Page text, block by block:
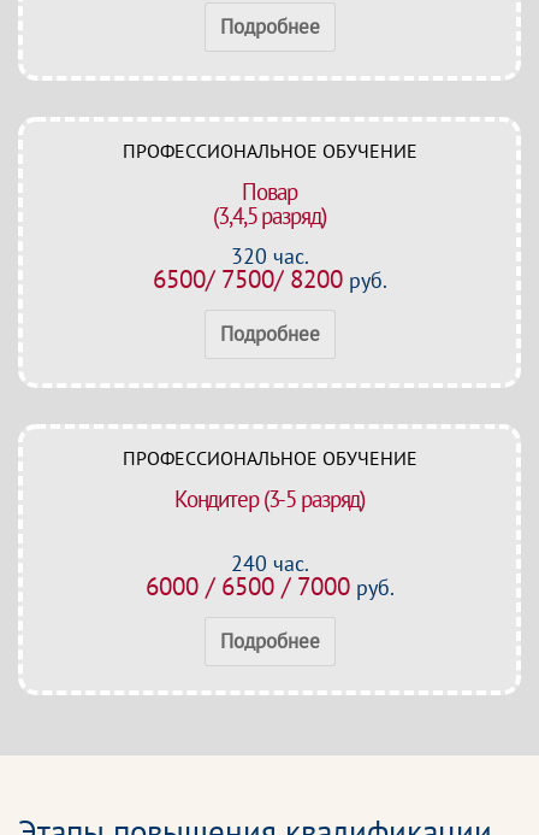
Подробнее
ПРОФЕССИОНАЛЬНОЕ ОБУЧЕНИЕ
Повар
(3,4,5 разряд)
320 час.
6500/ 7500/ 8200руб.
Подробнее
ПРОФЕССИОНАЛЬНОЕ ОБУЧЕНИЕ
Кондитер (3-5 разряд)
240 час.
6000 / 6500 / 7000руб.
Подробнее